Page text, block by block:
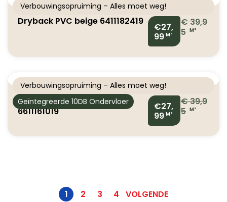
Verbouwingsopruiming – Alles moet weg!
Dryback PVC beige 6411182419
€27,
99 M²
€39,9
5 M²
Verbouwingsopruiming – Alles moet weg!
Geïntegreerde 10DB Ondervloer
Dryback PVC natural oak
6611161019
€27,
99 M²
€39,9
5 M²
1 2 3 4 VOLGENDE